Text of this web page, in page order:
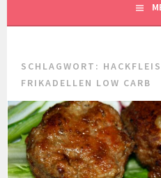
SCHLAGWORT:
FRIKADELLEN LOW CARB